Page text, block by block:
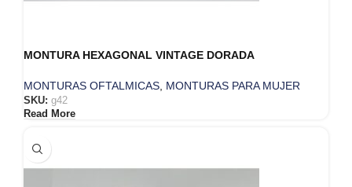
MONTURA HEXAGONAL VINTAGE DORADA
MONTURAS OFTALMICAS MONTURAS PARA MUJER
SKU: g42
Read More